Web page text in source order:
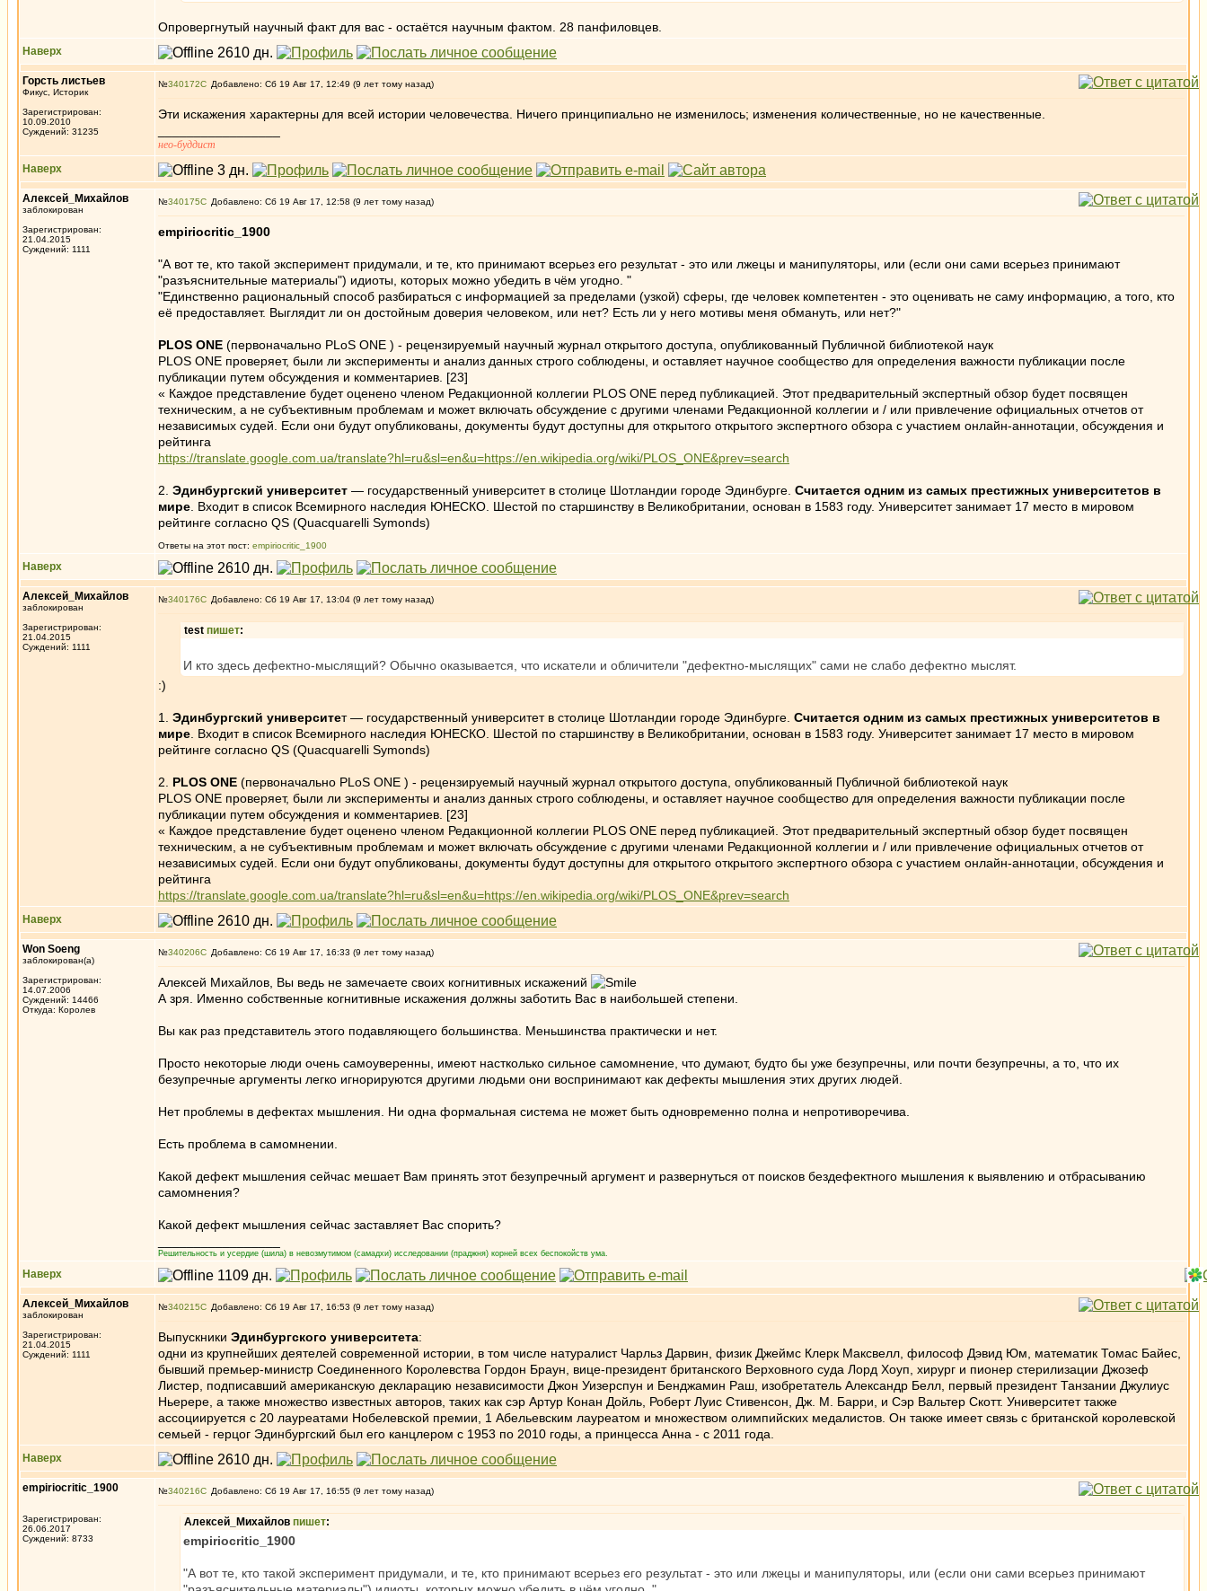
Опровергнутый научный факт для вас - остаётся научным фактом. 28 панфиловцев.
Наверх
Горсть листьев
Фикус, Историк
Зарегистрирован:
10.09.2010
Суждений: 31235
№340172 Добавлено: Сб 19 Авг 17, 12:49 (9 лет тому назад)
Эти искажения характерны для всей истории человечества. Ничего принципиально не изменилось; изменения количественные, но не качественные.
нео-буддист
Наверх
Алексей_Михайлов
заблокирован
Зарегистрирован:
21.04.2015
Суждений: 1111
№340175 Добавлено: Сб 19 Авг 17, 12:58 (9 лет тому назад)
empiriocritic_1900
"А вот те, кто такой эксперимент придумали, и те, кто принимают всерьез его результат - это или лжецы и манипуляторы, или (если они сами всерьез принимают
"разъяснительные материалы") идиоты, которых можно убедить в чём угодно. "
"Единственно рациональный способ разбираться с информацией за пределами (узкой) сферы, где человек компетентен - это оценивать не саму информацию, а того, кто
её предоставляет. Выглядит ли он достойным доверия человеком, или нет? Есть ли у него мотивы меня обмануть, или нет?"
PLOS ONE (первоначально PLoS ONE ) - рецензируемый научный журнал открытого доступа, опубликованный Публичной библиотекой наук
PLOS ONE проверяет, были ли эксперименты и анализ данных строго соблюдены, и оставляет научное сообщество для определения важности публикации после
публикации путем обсуждения и комментариев. [23]
« Каждое представление будет оценено членом Редакционной коллегии PLOS ONE перед публикацией. Этот предварительный экспертный обзор будет посвящен
техническим, а не субъективным проблемам и может включать обсуждение с другими членами Редакционной коллегии и / или привлечение официальных отчетов от
независимых судей. Если они будут опубликованы, документы будут доступны для открытого открытого экспертного обзора с участием онлайн-аннотации, обсуждения и
рейтинга
https://translate.google.com.ua/translate?hl=ru&sl=en&u=https://en.wikipedia.org/wiki/PLOS_ONE&prev=search
2. Эдинбургский университет — государственный университет в столице Шотландии городе Эдинбурге. Считается одним из самых престижных университетов в
мире . Входит в список Всемирного наследия ЮНЕСКО. Шестой по старшинству в Великобритании, основан в 1583 году. Университет занимает 17 место в мировом
рейтинге согласно QS (Quacquarelli Symonds)
Ответы на этот пост: empiriocritic_1900
Наверх
Алексей_Михайлов
заблокирован
Зарегистрирован:
21.04.2015
Суждений: 1111
№340176 Добавлено: Сб 19 Авг 17, 13:04 (9 лет тому назад)
test пишет:
И кто здесь дефектно-мыслящий? Обычно оказывается, что искатели и обличители "дефектно-мыслящих" сами не слабо дефектно мыслят.
:)
1. Эдинбургский университет — государственный университет в столице Шотландии городе Эдинбурге. Считается одним из самых престижных университетов в
мире . Входит в список Всемирного наследия ЮНЕСКО. Шестой по старшинству в Великобритании, основан в 1583 году. Университет занимает 17 место в мировом
рейтинге согласно QS (Quacquarelli Symonds)
2. PLOS ONE (первоначально PLoS ONE ) - рецензируемый научный журнал открытого доступа, опубликованный Публичной библиотекой наук
PLOS ONE проверяет, были ли эксперименты и анализ данных строго соблюдены, и оставляет научное сообщество для определения важности публикации после
публикации путем обсуждения и комментариев. [23]
« Каждое представление будет оценено членом Редакционной коллегии PLOS ONE перед публикацией. Этот предварительный экспертный обзор будет посвящен
техническим, а не субъективным проблемам и может включать обсуждение с другими членами Редакционной коллегии и / или привлечение официальных отчетов от
независимых судей. Если они будут опубликованы, документы будут доступны для открытого открытого экспертного обзора с участием онлайн-аннотации, обсуждения и
рейтинга
https://translate.google.com.ua/translate?hl=ru&sl=en&u=https://en.wikipedia.org/wiki/PLOS_ONE&prev=search
Наверх
Won Soeng
заблокирован(а)
Зарегистрирован:
14.07.2006
Суждений: 14466
Откуда: Королев
№340206 Добавлено: Сб 19 Авг 17, 16:33 (9 лет тому назад)
Алексей Михайлов, Вы ведь не замечаете своих когнитивных искажений
А зря. Именно собственные когнитивные искажения должны заботить Вас в наибольшей степени.
Вы как раз представитель этого подавляющего большинства. Меньшинства практически и нет.
Просто некоторые люди очень самоуверенны, имеют настколько сильное самомнение, что думают, будто бы уже безупречны, или почти безупречны, а то, что их
безупречные аргументы легко игнорируются другими людьми они воспринимают как дефекты мышления этих других людей.
Нет проблемы в дефектах мышления. Ни одна формальная система не может быть одновременно полна и непротиворечива.
Есть проблема в самомнении.
Какой дефект мышления сейчас мешает Вам принять этот безупречный аргумент и развернуться от поисков бездефектного мышления к выявлению и отбрасыванию
самомнения?
Какой дефект мышления сейчас заставляет Вас спорить?
Решительность и усердие (шила) в невозмутимом (самадхи) исследовании (праджня) корней всех беспокойств ума.
Наверх
Алексей_Михайлов
заблокирован
Зарегистрирован:
21.04.2015
Суждений: 1111
№340215 Добавлено: Сб 19 Авг 17, 16:53 (9 лет тому назад)
Выпускники Эдинбургского университета:
одни из крупнейших деятелей современной истории, в том числе натуралист Чарльз Дарвин, физик Джеймс Клерк Максвелл, философ Дэвид Юм, математик Томас Байес,
бывший премьер-министр Соединенного Королевства Гордон Браун, вице-президент британского Верховного суда Лорд Хоуп, хирург и пионер стерилизации Джозеф
Листер, подписавший американскую декларацию независимости Джон Уизерспун и Бенджамин Раш, изобретатель Александр Белл, первый президент Танзании Джулиус
Ньерере, а также множество известных авторов, таких как сэр Артур Конан Дойль, Роберт Луис Стивенсон, Дж. М. Барри, и Сэр Вальтер Скотт. Университет также
ассоциируется с 20 лауреатами Нобелевской премии, 1 Абельевским лауреатом и множеством олимпийских медалистов. Он также имеет связь с британской королевской
семьей - герцог Эдинбургский был его канцлером с 1953 по 2010 годы, а принцесса Анна - с 2011 года.
Наверх
empiriocritic_1900
Зарегистрирован:
26.06.2017
Суждений: 8733
№340216 Добавлено: Сб 19 Авг 17, 16:55 (9 лет тому назад)
Алексей_Михайлов пишет:
empiriocritic_1900
"А вот те, кто такой эксперимент придумали, и те, кто принимают всерьез его результат - это или лжецы и манипуляторы, или (если они сами всерьез принимают